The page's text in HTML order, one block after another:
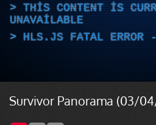
THIS CONTENT IS
UNAVAILABLE
HLS.JS FATAL ERROR -
Survivor Panorama (03/